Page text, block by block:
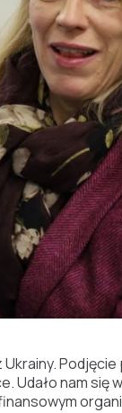
Udało nam się